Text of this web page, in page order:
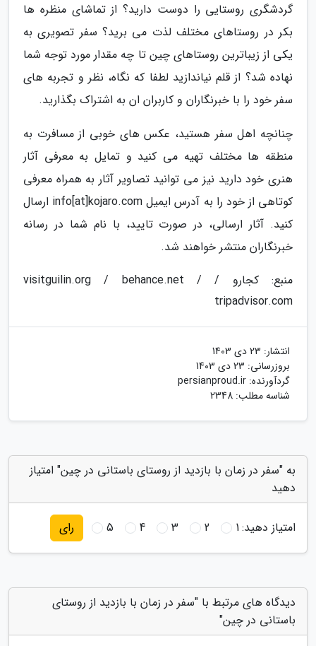
گردشگری روستایی را دوست دارید؟ از تماشای منظره ها
بکر در روستاهای مختلف لذت می برید؟ سفر تصویری به
یکی از زیباترین روستاهای چین تا چه مقدار مورد توجه شما
نهاده شد؟ از قلم نیاندازید لطفا که نگاه، نظر و تجربه های
سفر خود را با خبرنگاران و کاربران ان به اشتراک بگذارید.
چنانچه اهل سفر هستید، عکس های خوبی از مسافرت به
منطقه ها مختلف تهیه می کنید و تمایل به معرفی آثار
هنری خود دارید نیز می توانید تصاویر آثار به همراه معرفی
کوتاهی از خود را به آدرس ایمیل info[at]kojaro.com ارسال
کنید. آثار ارسالی، در صورت تایید، با نام شما در رسانه
خبرنگاران منتشر خواهند شد.
منبع: کجارو / visitguilin.org / behance.net /
tripadvisor.com
انتشار: 23 دی 1403
بروزرسانی: 23 دی 1403
گردآورنده: persianproud.ir
شناسه مطلب: 2348
به "سفر در زمان با بازدید از روستای باستانی در چین" امتیاز
دهید
امتیاز دهید:1
2
3
4
5 رای
دیدگاه های مرتبط با "سفر در زمان با بازدید از روستای
باستانی در چین"